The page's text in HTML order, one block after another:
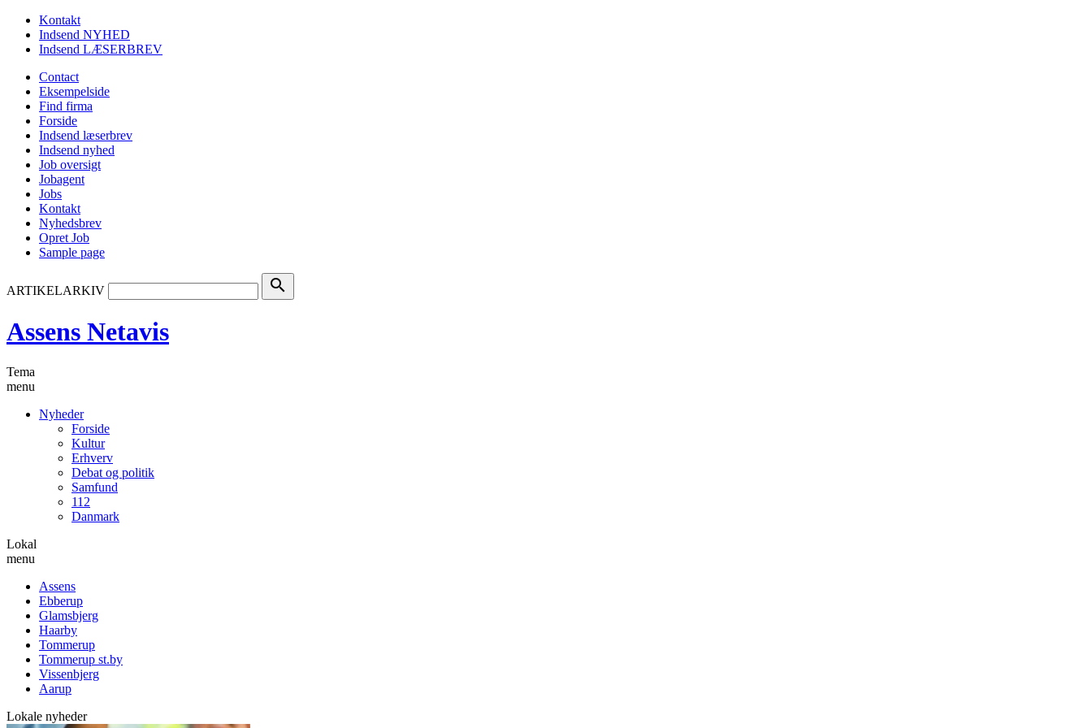
Kontakt
Indsend NYHED
Indsend LÆSERBREV
Contact
Eksempelside
Find firma
Forside
Indsend læserbrev
Indsend nyhed
Job oversigt
Jobagent
Jobs
Kontakt
Nyhedsbrev
Opret Job
Sample page
ARTIKELARKIV search
Assens Netavis
Tema
menu
Nyheder
Forside
Kultur
Erhverv
Debat og politik
Samfund
112
Danmark
Lokal
menu
Assens
Ebberup
Glamsbjerg
Haarby
Tommerup
Tommerup st.by
Vissenbjerg
Aarup
Lokale nyheder